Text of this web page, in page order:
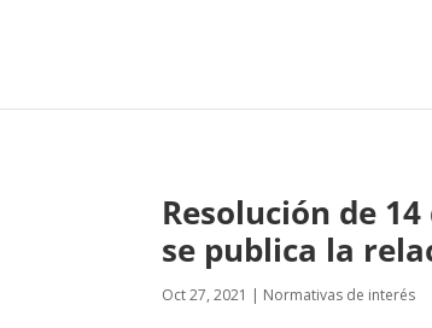
Resolución de
se publica la
Oct 27, 2021 | Normativas de interés